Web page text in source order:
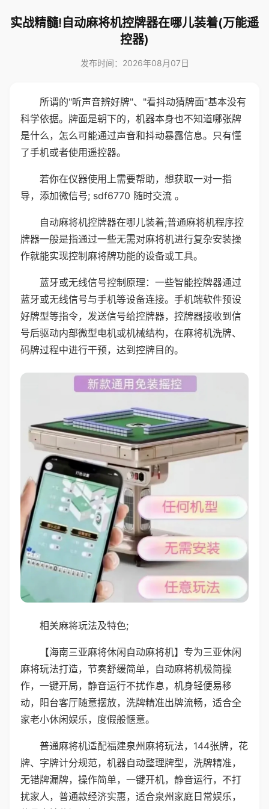
实战精髓!自动麻将机控牌器在哪儿装着(万能遥
控器)
发布时间：2026年08月07日
所谓的"听声音辨好牌"、"看抖动猜牌面"基本没有
科学依据。牌面是朝下的，机器本身也不知道哪张牌
是什么，怎么可能通过声音和抖动暴露信息。只有懂
了手机或者使用遥控器。
若你在仪器使用上需要帮助，想获取一对一指
导，添加微信号; sdf6770 随时交流 。
自动麻将机控牌器在哪儿装着;普通麻将机程序控
牌器一般是指通过一些无需对麻将机进行复杂安装操
作就能实现控制麻将牌功能的设备或工具。
蓝牙或无线信号控制原理：一些智能控牌器通过
蓝牙或无线信号与手机等设备连接。手机端软件预设
好牌型等指令，发送信号给控牌器，控牌器接收到信
号后驱动内部微型电机或机械结构，在麻将机洗牌、
码牌过程中进行干预，达到控牌目的。
相关麻将玩法及特色;
【海南三亚麻将休闲自动麻将机】专为三亚休闲
麻将玩法打造，节奏舒缓简单，自动麻将机极简操
作，一键开局，静音运行不扰作息，机身轻便易移
动，阳台客厅随意摆放，洗牌精准出牌流畅，适合全
家老小休闲娱乐，度假般惬意。
普通麻将机适配福建泉州麻将玩法，144张牌，花
牌、字牌计分规范，机器自动整理牌型，洗牌精准，
无错牌漏牌，操作简单，一键开机，静音运行，不打
扰家人，普通款经济实惠，适合泉州家庭日常娱乐，